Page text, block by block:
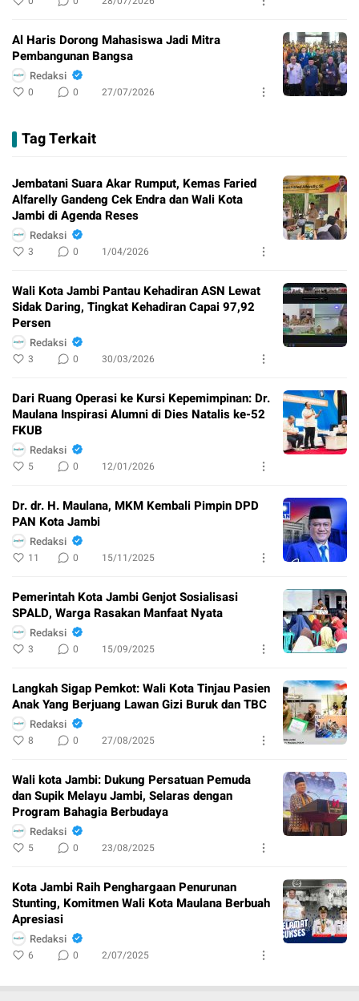
Al Haris Dorong Mahasiswa Jadi Mitra
Pembangunan Bangsa
Redaksi
0 0 27/07/2026
Tag Terkait
Jembatani Suara Akar Rumput, Kemas Faried
Alfarelly Gandeng Cek Endra dan Wali Kota
Jambi di Agenda Reses
Redaksi
3 0 1/04/2026
Wali Kota Jambi Pantau Kehadiran ASN Lewat
Sidak Daring, Tingkat Kehadiran Capai 97,92
Persen
Redaksi
3 0 30/03/2026
Dari Ruang Operasi ke Kursi Kepemimpinan: Dr.
Maulana Inspirasi Alumni di Dies Natalis ke-52
FKUB
Redaksi
5 0 12/01/2026
Dr. dr. H. Maulana, MKM Kembali Pimpin DPD
PAN Kota Jambi
Redaksi
11 0 15/11/2025
Pemerintah Kota Jambi Genjot Sosialisasi
SPALD, Warga Rasakan Manfaat Nyata
Redaksi
3 0 15/09/2025
Langkah Sigap Pemkot: Wali Kota Tinjau Pasien
Anak Yang Berjuang Lawan Gizi Buruk dan TBC
Redaksi
8 0 27/08/2025
Wali kota Jambi: Dukung Persatuan Pemuda
dan Supik Melayu Jambi, Selaras dengan
Program Bahagia Berbudaya
Redaksi
5 0 23/08/2025
Kota Jambi Raih Penghargaan Penurunan
Stunting, Komitmen Wali Kota Maulana Berbuah
Apresiasi
Redaksi
6 0 2/07/2025